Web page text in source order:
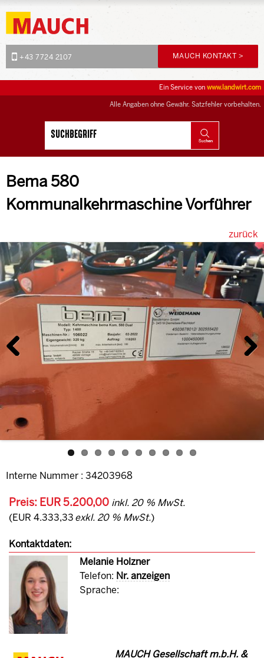
+43 7724 2107 MAUCH KONTAKT >
Alle Angaben ohne Gewähr. Satzfehler vorbehalten.
Ein Service von www.landwirt.com
Bema 580
Kommunalkehrmaschine Vorführer
zurück
Next
Interne Nummer : 34203968
Preis: EUR 5.200,00 inkl. 20 % MwSt.
(EUR 4.333,33 exkl. 20 % MwSt.)
Kontaktdaten:
Melanie Holzner
Telefon: Nr. anzeigen
Sprache:
MAUCH Gesellschaft m.b.H. &